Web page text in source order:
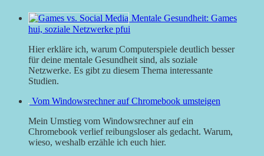
Mentale Gesundheit: Games
hui, soziale Netzwerke pfui
Hier erkläre ich, warum Computerspiele deutlich besser
für deine mentale Gesundheit sind, als soziale
Netzwerke. Es gibt zu diesem Thema interessante
Studien.
Vom Windowsrechner auf Chromebook umsteigen
Mein Umstieg vom Windowsrechner auf ein
Chromebook verlief reibungsloser als gedacht. Warum,
wieso, weshalb erzähle ich euch hier.